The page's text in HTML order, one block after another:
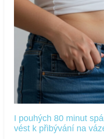
I pouhých 80 minut
vést k přibývání na